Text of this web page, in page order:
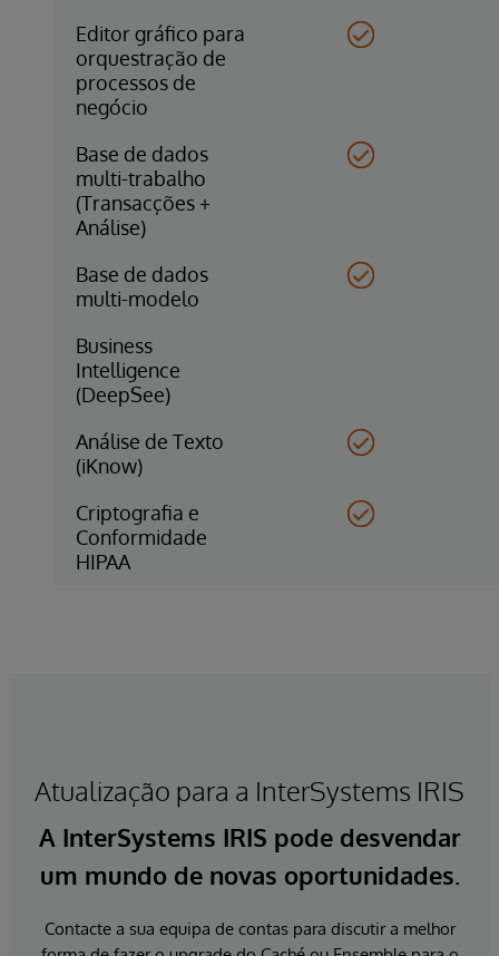
Editor gráfico para
orquestração de
processos de
negócio
Base de dados
multi-trabalho
(Transacções +
Análise)
Base de dados
multi-modelo
Business
Intelligence
(DeepSee)
Análise de Texto
(iKnow)
Criptografia e
Conformidade
HIPAA
Atualização para a InterSystems IRIS
A InterSystems IRIS pode desvendar
um mundo de novas oportunidades.
Contacte a sua equipa de contas para discutir a melhor